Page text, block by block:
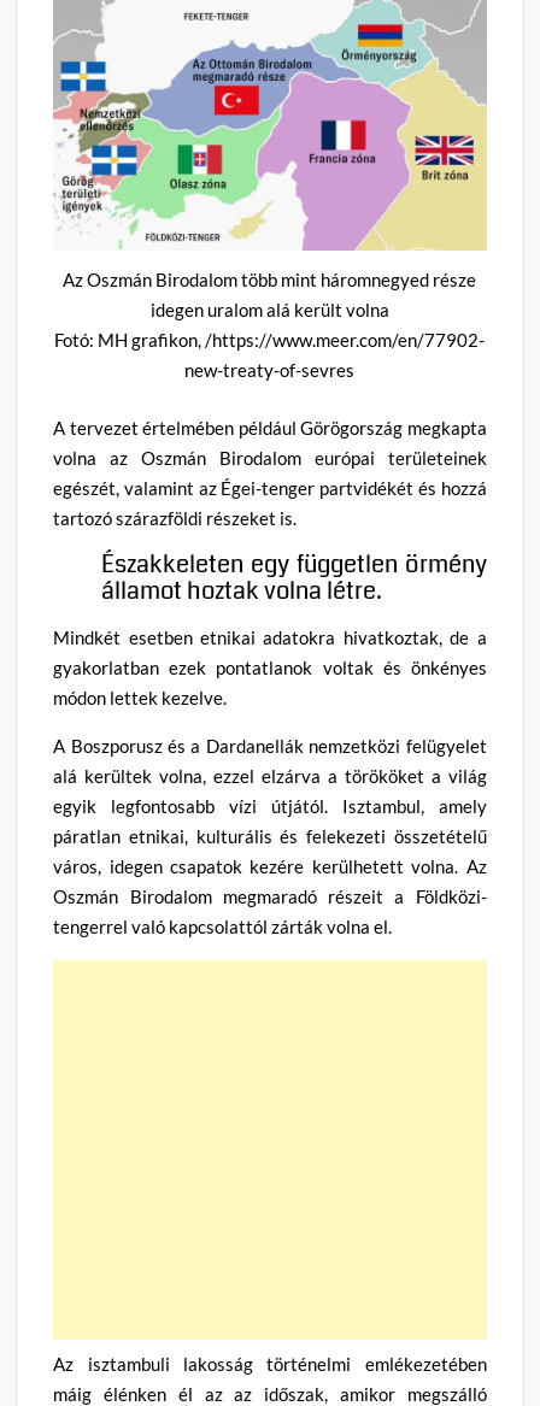
Az Oszmán Birodalom több mint háromnegyed része
idegen uralom alá került volna
Fotó: MH grafikon, /https://www.meer.com/en/77902-
new-treaty-of-sevres
A tervezet értelmében például Görögország megkapta
volna az Oszmán Birodalom európai területeinek
egészét, valamint az Égei-tenger partvidékét és hozzá
tartozó szárazföldi részeket is.
Északkeleten egy független örmény
államot hoztak volna létre.
Mindkét esetben etnikai adatokra hivatkoztak, de a
gyakorlatban ezek pontatlanok voltak és önkényes
módon lettek kezelve.
A Boszporusz és a Dardanellák nemzetközi felügyelet
alá kerültek volna, ezzel elzárva a törököket a világ
egyik legfontosabb vízi útjától. Isztambul, amely
páratlan etnikai, kulturális és felekezeti összetételű
város, idegen csapatok kezére kerülhetett volna. Az
Oszmán Birodalom megmaradó részeit a Földközi-
tengerrel való kapcsolattól zárták volna el.
Az isztambuli lakosság történelmi emlékezetében
máig élénken él az az időszak, amikor megszálló